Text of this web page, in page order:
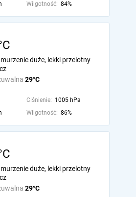
Wilgotność: 84%
29°C
duże, lekki przelotny
Ciśnienie: 1005 hPa
Wilgotność: 86%
29°C
duże, lekki przelotny